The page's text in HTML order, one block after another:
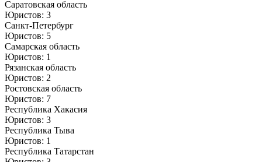
Саратовская область
Юристов: 3
Санкт-Петербург
Юристов: 5
Самарская область
Юристов: 1
Рязанская область
Юристов: 2
Ростовская область
Юристов: 7
Республика Хакасия
Юристов: 3
Республика Тыва
Юристов: 1
Республика Татарстан